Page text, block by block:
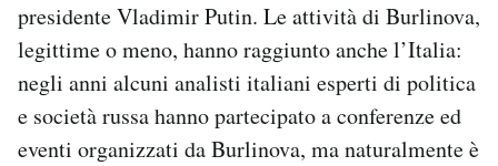
presidente Vladimir Putin. Le attività di Burlinova,
legittime o meno, hanno raggiunto anche l’Italia:
negli anni alcuni analisti italiani esperti di politica
e società russa hanno partecipato a conferenze ed
eventi organizzati da Burlinova, ma naturalmente è